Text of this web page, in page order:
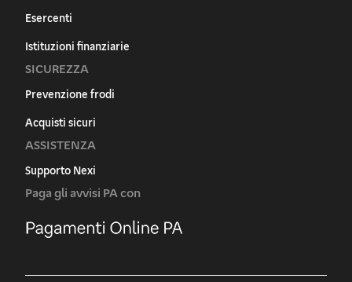
Esercenti
Istituzioni finanziarie
SICUREZZA
Prevenzione frodi
Acquisti sicuri
ASSISTENZA
Supporto Nexi
Paga gli avvisi PA con